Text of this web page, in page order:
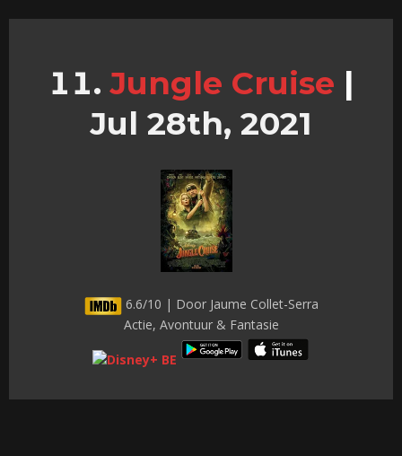
Jungle Cruise |
Jul 28th, 2021
6.6/10 | Door Jaume Collet-Serra
Actie, Avontuur & Fantasie